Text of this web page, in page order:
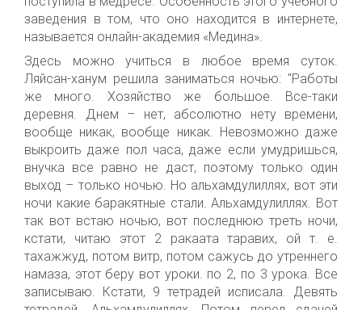
заведения в том, что оно находится в интернете,
называется онлайн-академия «Медина».
Здесь можно учиться в любое время суток.
Ляйсан-ханум решила заниматься ночью: "Работы
же много. Хозяйство же большое. Все-таки
деревня. Днем – нет, абсолютно нету времени,
вообще никак, вообще никак. Невозможно даже
выкроить даже пол часа, даже если умудришься,
внучка все равно не даст, поэтому только один
выход – только ночью. Но альхамдулиллях, вот эти
ночи какие баракятные стали. Альхамдулиллях. Вот
так вот встаю ночью, вот последнюю треть ночи,
кстати, читаю этот 2 ракаата таравих, ой т. е.
тахажжуд, потом витр, потом сажусь до утреннего
намаза, этот беру вот уроки. по 2, по 3 урока. Все
записываю. Кстати, 9 тетрадей исписала. Девять